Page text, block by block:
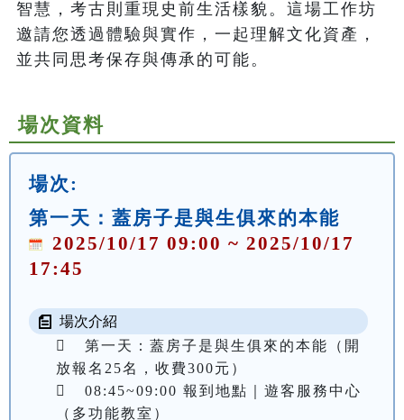
智慧，考古則重現史前生活樣貌。這場工作坊
邀請您透過體驗與實作，一起理解文化資產，
並共同思考保存與傳承的可能。
場次資料
場次:
第一天：蓋房子是與生俱來的本能
2025/10/17 09:00 ~ 2025/10/17
17:45
場次介紹
	第一天：蓋房子是與生俱來的本能（開
放報名25名，收費300元）
	08:45~09:00 報到地點｜遊客服務中心
（多功能教室）